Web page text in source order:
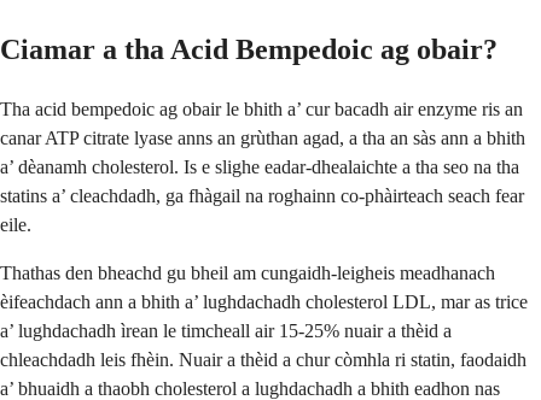
Ciamar a tha Acid Bempedoic ag obair?
Tha acid bempedoic ag obair le bhith a’ cur bacadh air enzyme ris an
canar ATP citrate lyase anns an grùthan agad, a tha an sàs ann a bhith
a’ dèanamh cholesterol. Is e slighe eadar-dhealaichte a tha seo na tha
statins a’ cleachdadh, ga fhàgail na roghainn co-phàirteach seach fear
eile.
Thathas den bheachd gu bheil am cungaidh-leigheis meadhanach
èifeachdach ann a bhith a’ lughdachadh cholesterol LDL, mar as trice
a’ lughdachadh ìrean le timcheall air 15-25% nuair a thèid a
chleachdadh leis fhèin. Nuair a thèid a chur còmhla ri statin, faodaidh
a’ bhuaidh a thaobh cholesterol a lughdachadh a bhith eadhon nas